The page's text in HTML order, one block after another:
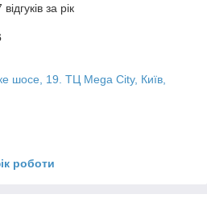
за рік
шосе, 19. ТЦ Mega City, Київ,
роботи